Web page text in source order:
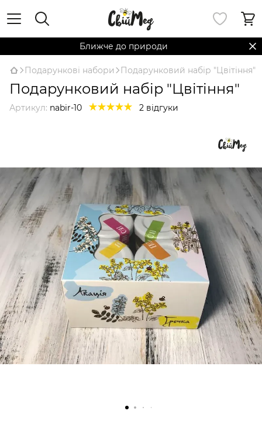
Ближче до природи
Подарункові набори Подарунковий набір "Цвітіння"
Подарунковий набір "Цвітіння"
Артикул: nabir-10 2 відгуки